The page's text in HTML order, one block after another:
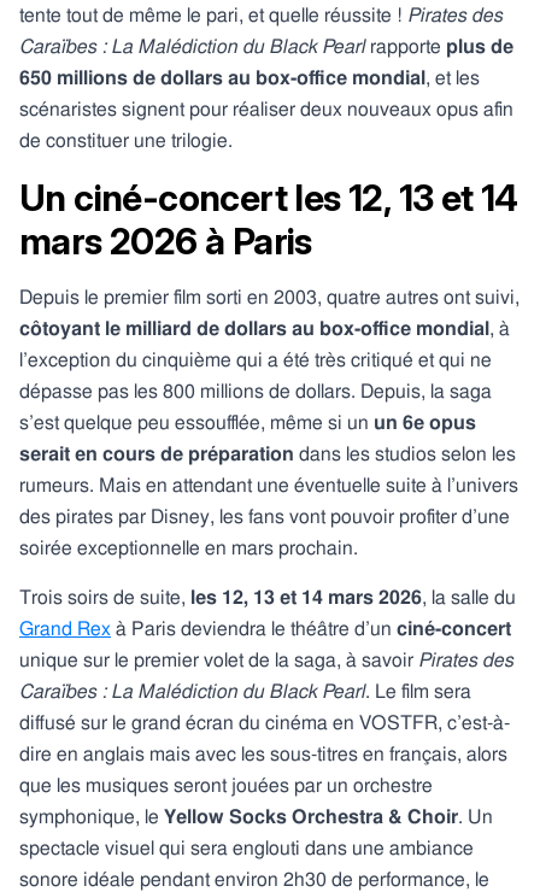
tente tout de même le pari, et quelle réussite ! Pirates des
Caraïbes : La Malédiction du Black Pearlrapporte plus de
650 millions de dollars au box-office mondial , et les
scénaristes signent pour réaliser deux nouveaux opus afin
de constituer une trilogie.
Un ciné-concert les 12, 13 et 14
mars 2026 à Paris
Depuis le premier film sorti en 2003, quatre autres ont suivi,
côtoyant le milliard de dollars au box-office mondial , à
l’exception du cinquième qui a été très critiqué et qui ne
dépasse pas les 800 millions de dollars. Depuis, la saga
s’est quelque peu essoufflée, même si un un 6e opus
serait en cours de préparation dans les studios selon les
rumeurs. Mais en attendant une éventuelle suite à l’univers
des pirates par Disney, les fans vont pouvoir profiter d’une
soirée exceptionnelle en mars prochain.
Trois soirs de suite, les 12, 13 et 14 mars 2026, la salle du
Grand Rex à Paris deviendra le théâtre d’un ciné-concert
unique sur le premier volet de la saga, à savoir Pirates des
Caraïbes : La Malédiction du Black Pearl. Le film sera
diffusé sur le grand écran du cinéma en VOSTFR, c’est-à-
dire en anglais mais avec les sous-titres en français, alors
que les musiques seront jouées par un orchestre
symphonique, le Yellow Socks Orchestra & Choir. Un
spectacle visuel qui sera englouti dans une ambiance
sonore idéale pendant environ 2h30 de performance, le